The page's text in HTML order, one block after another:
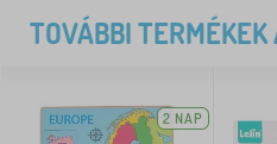
TOVÁBBI TERMÉKEK
2 NAP